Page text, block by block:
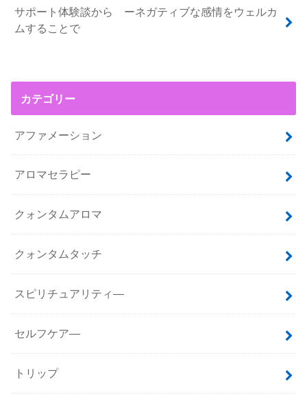
サポート体験談から ーネガティブな感情をウェルカ
ムすることで
カテゴリー
アファメーション
アロマセラピー
クォンタムアロマ
クォンタムタッチ
スピリチュアリティ―
セルフケア―
トリップ